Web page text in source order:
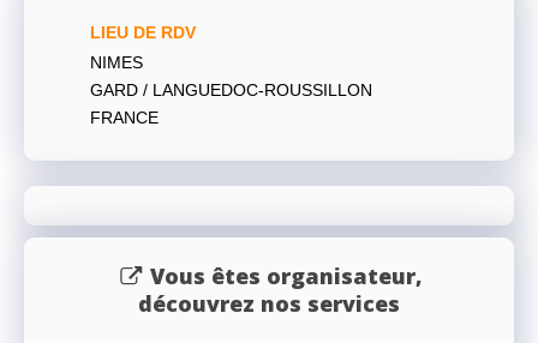
LIEU DE RDV
NIMES
GARD / LANGUEDOC-ROUSSILLON
FRANCE
Vous êtes organisateur,
découvrez nos services